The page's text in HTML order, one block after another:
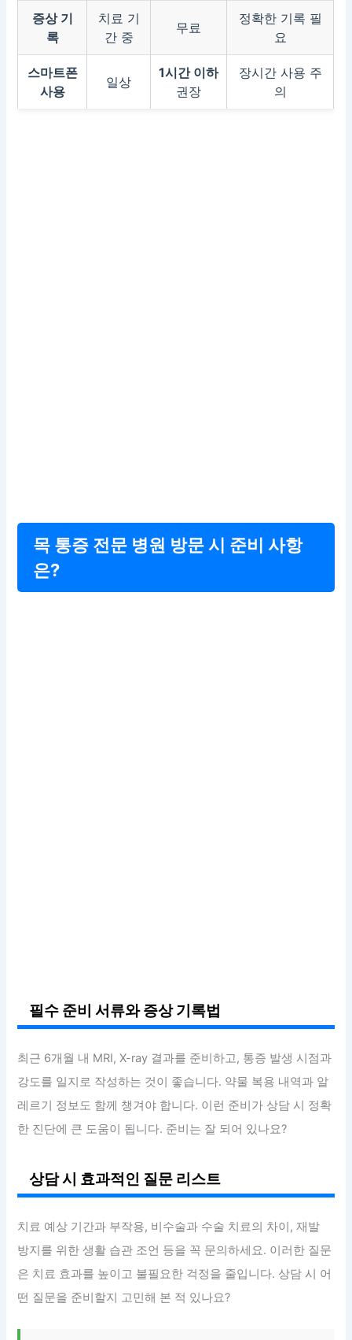
증상 기
록
치료 기
간 중
무료
정확한 기록 필
요
스마트폰
사용
일상
1시간 이하
권장
장시간 사용 주
의
목 통증 전문 병원 방문 시 준비 사항
은?
필수 준비 서류와 증상 기록법
최근 6개월 내 MRI, X-ray 결과를 준비하고, 통증 발생 시점과
강도를 일지로 작성하는 것이 좋습니다. 약물 복용 내역과 알
레르기 정보도 함께 챙겨야 합니다. 이런 준비가 상담 시 정확
한 진단에 큰 도움이 됩니다. 준비는 잘 되어 있나요?
상담 시 효과적인 질문 리스트
치료 예상 기간과 부작용, 비수술과 수술 치료의 차이, 재발
방지를 위한 생활 습관 조언 등을 꼭 문의하세요. 이러한 질문
은 치료 효과를 높이고 불필요한 걱정을 줄입니다. 상담 시 어
떤 질문을 준비할지 고민해 본 적 있나요?